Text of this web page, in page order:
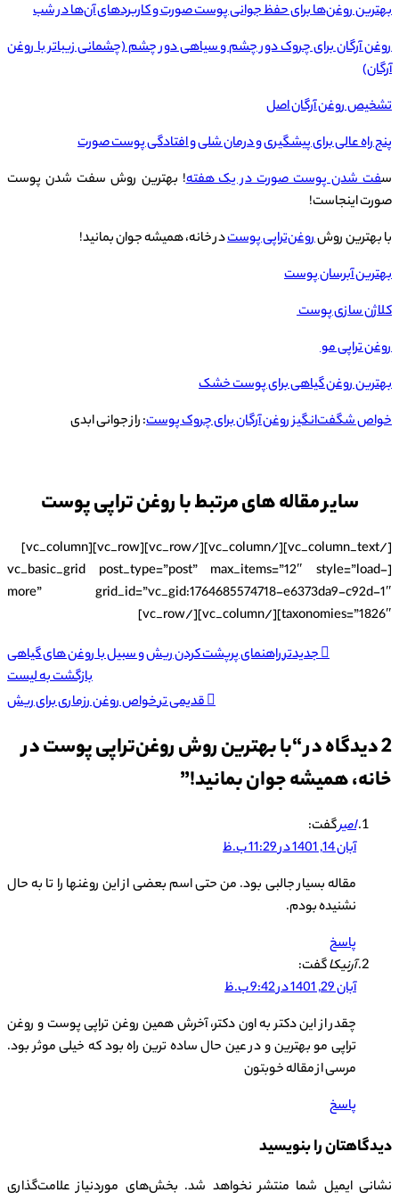
بهترین روغن‌ها برای حفظ جوانی پوست صورت و کاربردهای آن‌ها در شب
روغن آرگان برای چروک دور چشم و سیاهی دور چشم (چشمانی زیباتر با روغن
آرگان)
تشخیص روغن آرگان اصل
پنج راه عالی برای پیشگیری و درمان شلی و افتادگی پوست صورت
سفت شدن پوست صورت در یک هفته! بهترین روش سفت شدن پوست
صورت اینجاست!
با بهترین روشروغن‌تراپی پوستدر خانه، همیشه جوان بمانید!
بهترین آبرسان پوست
کلاژن سازی پوست
روغن تراپی مو
بهترین روغن گیاهی برای پوست خشک
خواص شگفت‌انگیز روغن آرگان برای چروک پوست: راز جوانی ابدی
سایر مقاله های مرتبط با روغن تراپی پوست
[/vc_column_text][/vc_column][/vc_row][vc_row][vc_column]
[vc_basic_grid post_type=”post” max_items=”12″ style=”load-
more” grid_id=”vc_gid:1764685574718-e6373da9-c92d-1″
taxonomies=”1826″][/vc_column][/vc_row]
جدیدترراهنمای پرپشت کردن ریش و سبیل با روغن های گیاهی
بازگشت به لیست
قدیمی ترخواص روغن رزماری برای ریش
2 دیدگاه در “
با بهترین روش روغن‌تراپی پوست در
خانه، همیشه جوان بمانید!”
امیرگفت:
آبان 14, 1401 در 11:29 ب.ظ
مقاله بسیار جالبی بود. من حتی اسم بعضی از این روغنها را تا به حال
نشنیده بودم.
پاسخ
آرنیکاگفت:
آبان 29, 1401 در 9:42 ب.ظ
چقدر از این دکتر به اون دکتر، آخرش همین روغن تراپی پوست و روغن
تراپی مو بهترین و در عین حال ساده ترین راه بود که خیلی موثر بود.
مرسی از مقاله خوبتون
پاسخ
دیدگاهتان را بنویسید
نشانی ایمیل شما منتشر نخواهد شد. بخش‌های موردنیاز علامت‌گذاری